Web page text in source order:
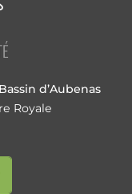
d’Aubenas
Royale